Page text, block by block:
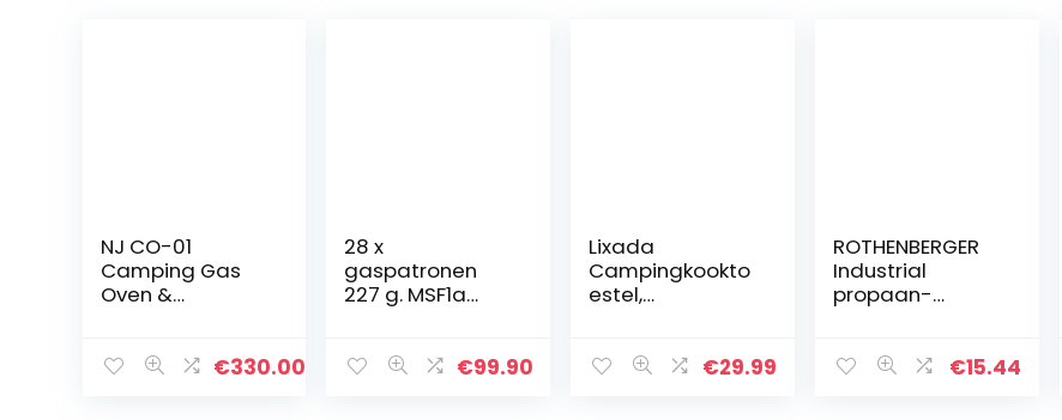
NJ CO-01
Camping Gas
Oven &
Kachel 2 Pits
€330.00
28 x
gaspatronen
227 g. MSF1a
€99.90
Lixada
Campingkookto
estel,
opvouwbaar,
€29.99
ROTHENBERGER
Industrial
propaan-
opwarmbrander
€15.44